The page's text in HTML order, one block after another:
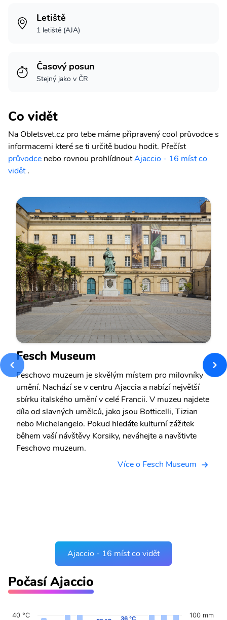
Letiště
1 letiště (AJA)
Časový posun
Stejný jako v ČR
Co vidět
Na Obletsvet.cz pro tebe máme připravený cool průvodce s
informacemi které se ti určitě budou hodit. Přečíst
průvodce nebo rovnou prohlídnoutAjaccio - 16 míst co
vidět.
Fesch Museum
Feschovo muzeum je skvělým místem pro milovníky
umění. Nachází se v centru Ajaccia a nabízí největší
sbírku italského umění v celé Francii. V muzeu najdete
díla od slavných umělců, jako jsou Botticelli, Tizian
nebo Michelangelo. Pokud hledáte kulturní zážitek
během vaší návštěvy Korsiky, neváhejte a navštivte
Feschovo muzeum.
Více o Fesch Museum
Ajaccio - 16 míst co vidět
Počasí Ajaccio
36 °C
36 °C
40 °C 100 mm